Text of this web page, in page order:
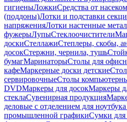
гигиеныЛожкиСредства от
(поддоны)Лотки и подставки
напряженияЛотки настенные
фужерыЛупыСтеклоочистители
доскиСтеллажиСтеплеры, скобы,
досокСтержни, чернила, тушь
бумагМаринаторыСтолы для
кафеМаркерные доски детские
сервировочныеСтолы
DVDМаркеры для досокМаркеры
стеклаСувенирная продукция
деловые с отделением для
промышленной графикиСумки для